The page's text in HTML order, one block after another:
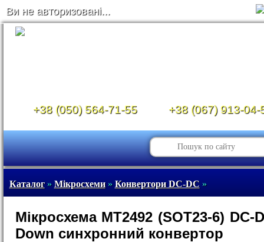
Ви не авторизовані...
+38 (050) 564-71-55 +38 (067) 913-04-
Каталог» Мікросхеми» Конвертори DC-DC»
Мікросхема MT2492 (SOT23-6) DC-
Down синхронний конвертор